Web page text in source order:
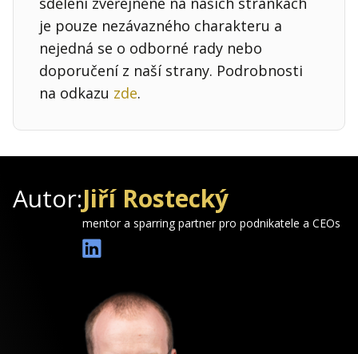
je pouze nezávazného charakteru a
nejedná se o odborné rady nebo
doporučení z naší strany. Podrobnosti
na odkazu zde.
Autor:Jiří Rostecký
mentor a sparring partner pro podnikatele a CEOs